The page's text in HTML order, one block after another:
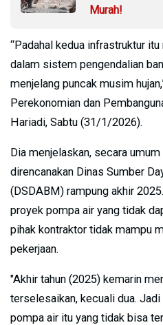
Murah!
“Padahal kedua infrastruktur
dalam sistem pengendalian
menjelang puncak musim
Perekonomian dan
Hariadi, Sabtu (31/1/2026).
Dia menjelaskan, secara
direncanakan Dinas Sumber
(DSDABM) rampung akhir
proyek pompa air yang tidak
pihak kontraktor tidak mampu
pekerjaan.
"Akhir tahun (2025) kemarin
terselesaikan, kecuali dua. Jadi
pompa air itu yang tidak bisa